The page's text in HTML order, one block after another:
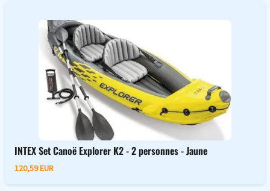
INTEX Set Canoë Explorer K2 - 2 personnes - Jaune
120,59 EUR